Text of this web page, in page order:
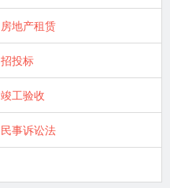
房地产租赁
招投标
竣工验收
民事诉讼法